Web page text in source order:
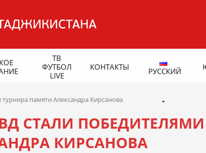
ТВ
ФУТБОЛ
LIVE
КОНТАКТЫ РУССКИЙ
памяти Александра Кирсанова
СТАЛИ ПОБЕДИТЕЛЯМИ
КИРСАНОВА